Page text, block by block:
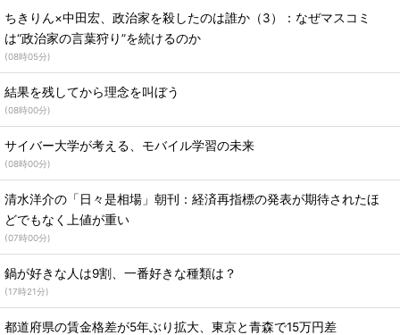
ちきりん×中田宏、政治家を殺したのは誰か（3）：なぜマスコミ
は“政治家の言葉狩り”を続けるのか
(08時05分)
結果を残してから理念を叫ぼう
(08時00分)
サイバー大学が考える、モバイル学習の未来
(08時00分)
清水洋介の「日々是相場」朝刊：経済再指標の発表が期待されたほ
どでもなく上値が重い
(07時00分)
鍋が好きな人は9割、一番好きな種類は？
(17時21分)
都道府県の賃金格差が5年ぶり拡大、東京と青森で15万円差